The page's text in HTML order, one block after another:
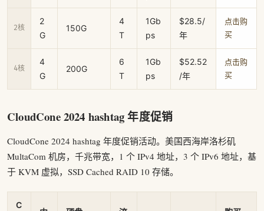
2核
2
G
150G
4
T
1Gb
ps
$28.5/
年
点击购
买
4核
4
G
200G
6
T
1Gb
ps
$52.52
/年
点击购
买
CloudCone 2024 hashtag 年度促销
CloudCone 2024 hashtag 年度促销活动。美国西海岸洛杉矶
MultaCom 机房，千兆带宽，1 个 IPv4 地址，3 个 IPv6 地址，基
于 KVM 虚拟，SSD Cached RAID 10 存储。
C